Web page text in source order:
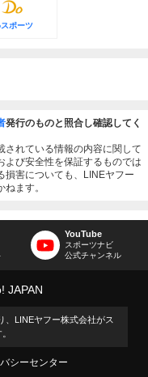
ポーツ
発行のものと照合し確認してく
されている情報の内容に関して
よび安全性を保証するものでは
損害についても、LINEヤフー
ます。
YouTube
スポーツナビ
公式チャンネル
JAPAN
、LINEヤフー株式会社がス
シーセンター